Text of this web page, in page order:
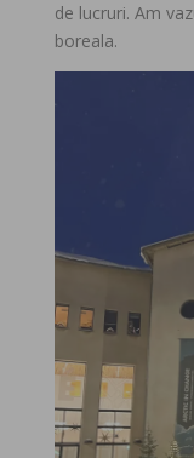
de lucruri. Am
boreala.